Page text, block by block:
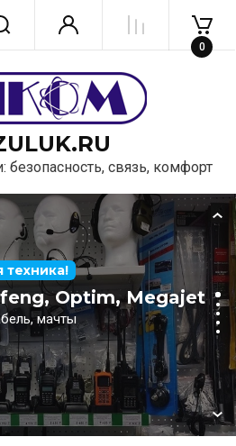
безопасность, связь, комфорт
0
техника!
Optim, Megajet
мачты